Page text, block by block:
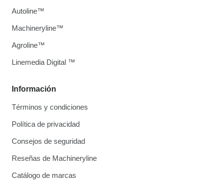
Información
Términos y condiciones
Política de privacidad
Consejos de seguridad
Reseñas de Machineryline
Catálogo de marcas
Autoline™
Machineryline™
Agroline™
Linemedia Digital ™